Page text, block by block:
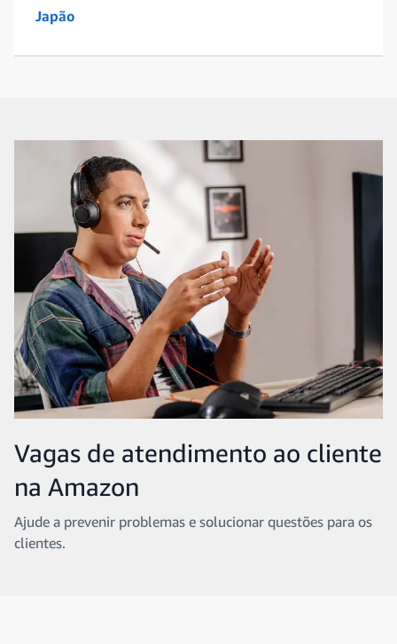
Japão
Vagas de atendimento ao cliente
na Amazon
Ajude a prevenir problemas e solucionar questões para os
clientes.